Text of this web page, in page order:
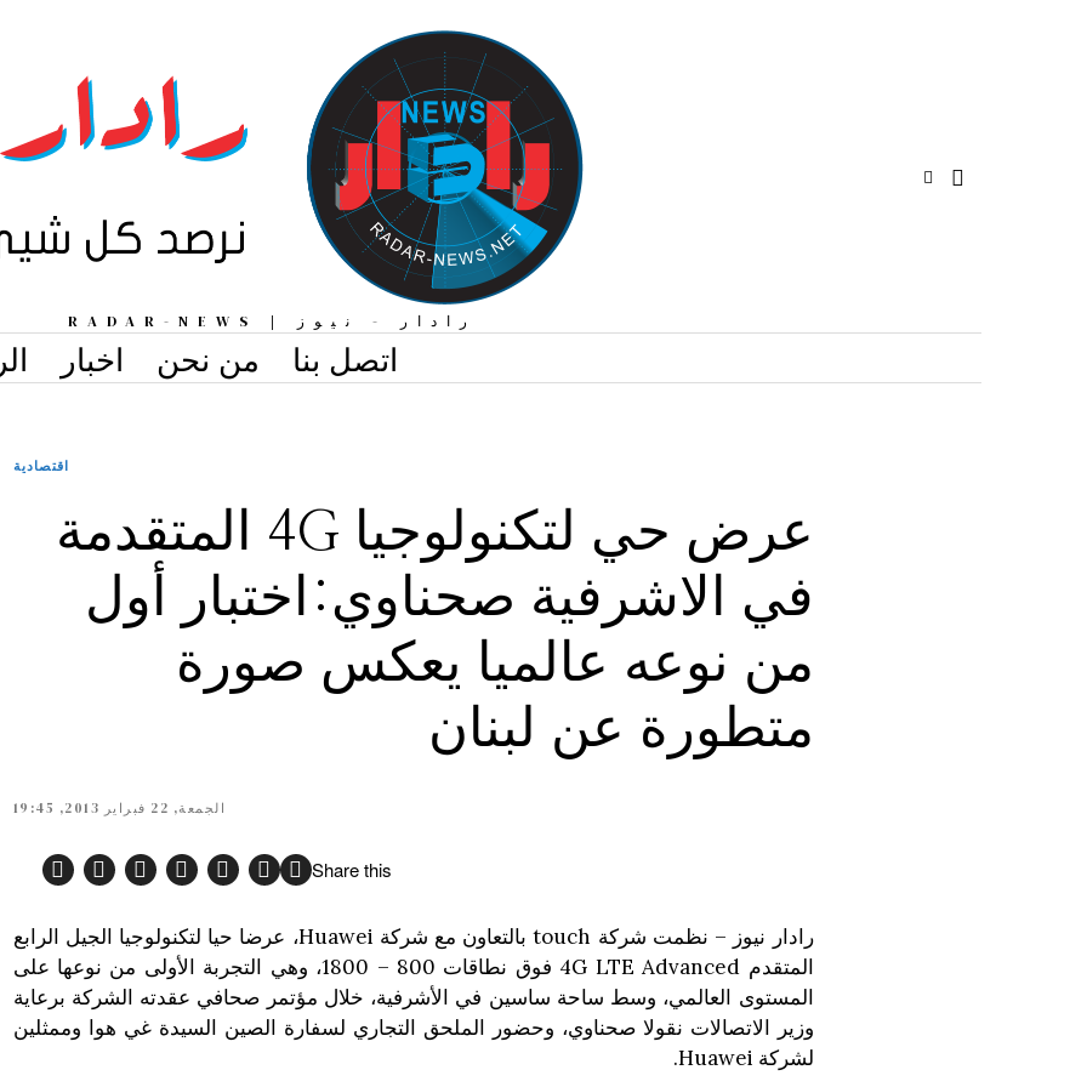
رادار - نيوز | RADAR-NEWS
اخبار من نحن اتصل بنا
اقتصادية
عرض حي لتكنولوجيا 4G المتقدمة
في الاشرفية صحناوي:اختبار أول
من نوعه عالميا يعكس صورة
متطورة عن لبنان
الجمعة, 22 فبراير 2013, 19:45
Share this
رادار نيوز – نظمت شركة touch بالتعاون مع شركة Huawei، عرضا حيا لتكنولوجيا الجيل الرابع
المتقدم 4G LTE Advanced فوق نطاقات 800 – 1800، وهي التجربة الأولى من نوعها على
المستوى العالمي، وسط ساحة ساسين في الأشرفية، خلال مؤتمر صحافي عقدته الشركة برعاية
وزير الاتصالات نقولا صحناوي، وحضور الملحق التجاري لسفارة الصين السيدة غي هوا وممثلين
لشركة Huawei.